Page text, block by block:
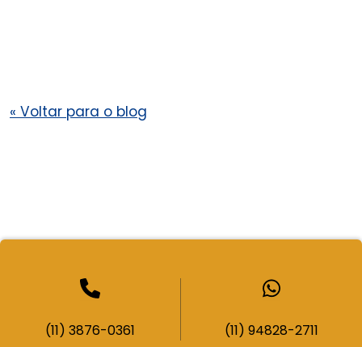
« Voltar para o blog
(11) 3876-0361 (11) 94828-2711